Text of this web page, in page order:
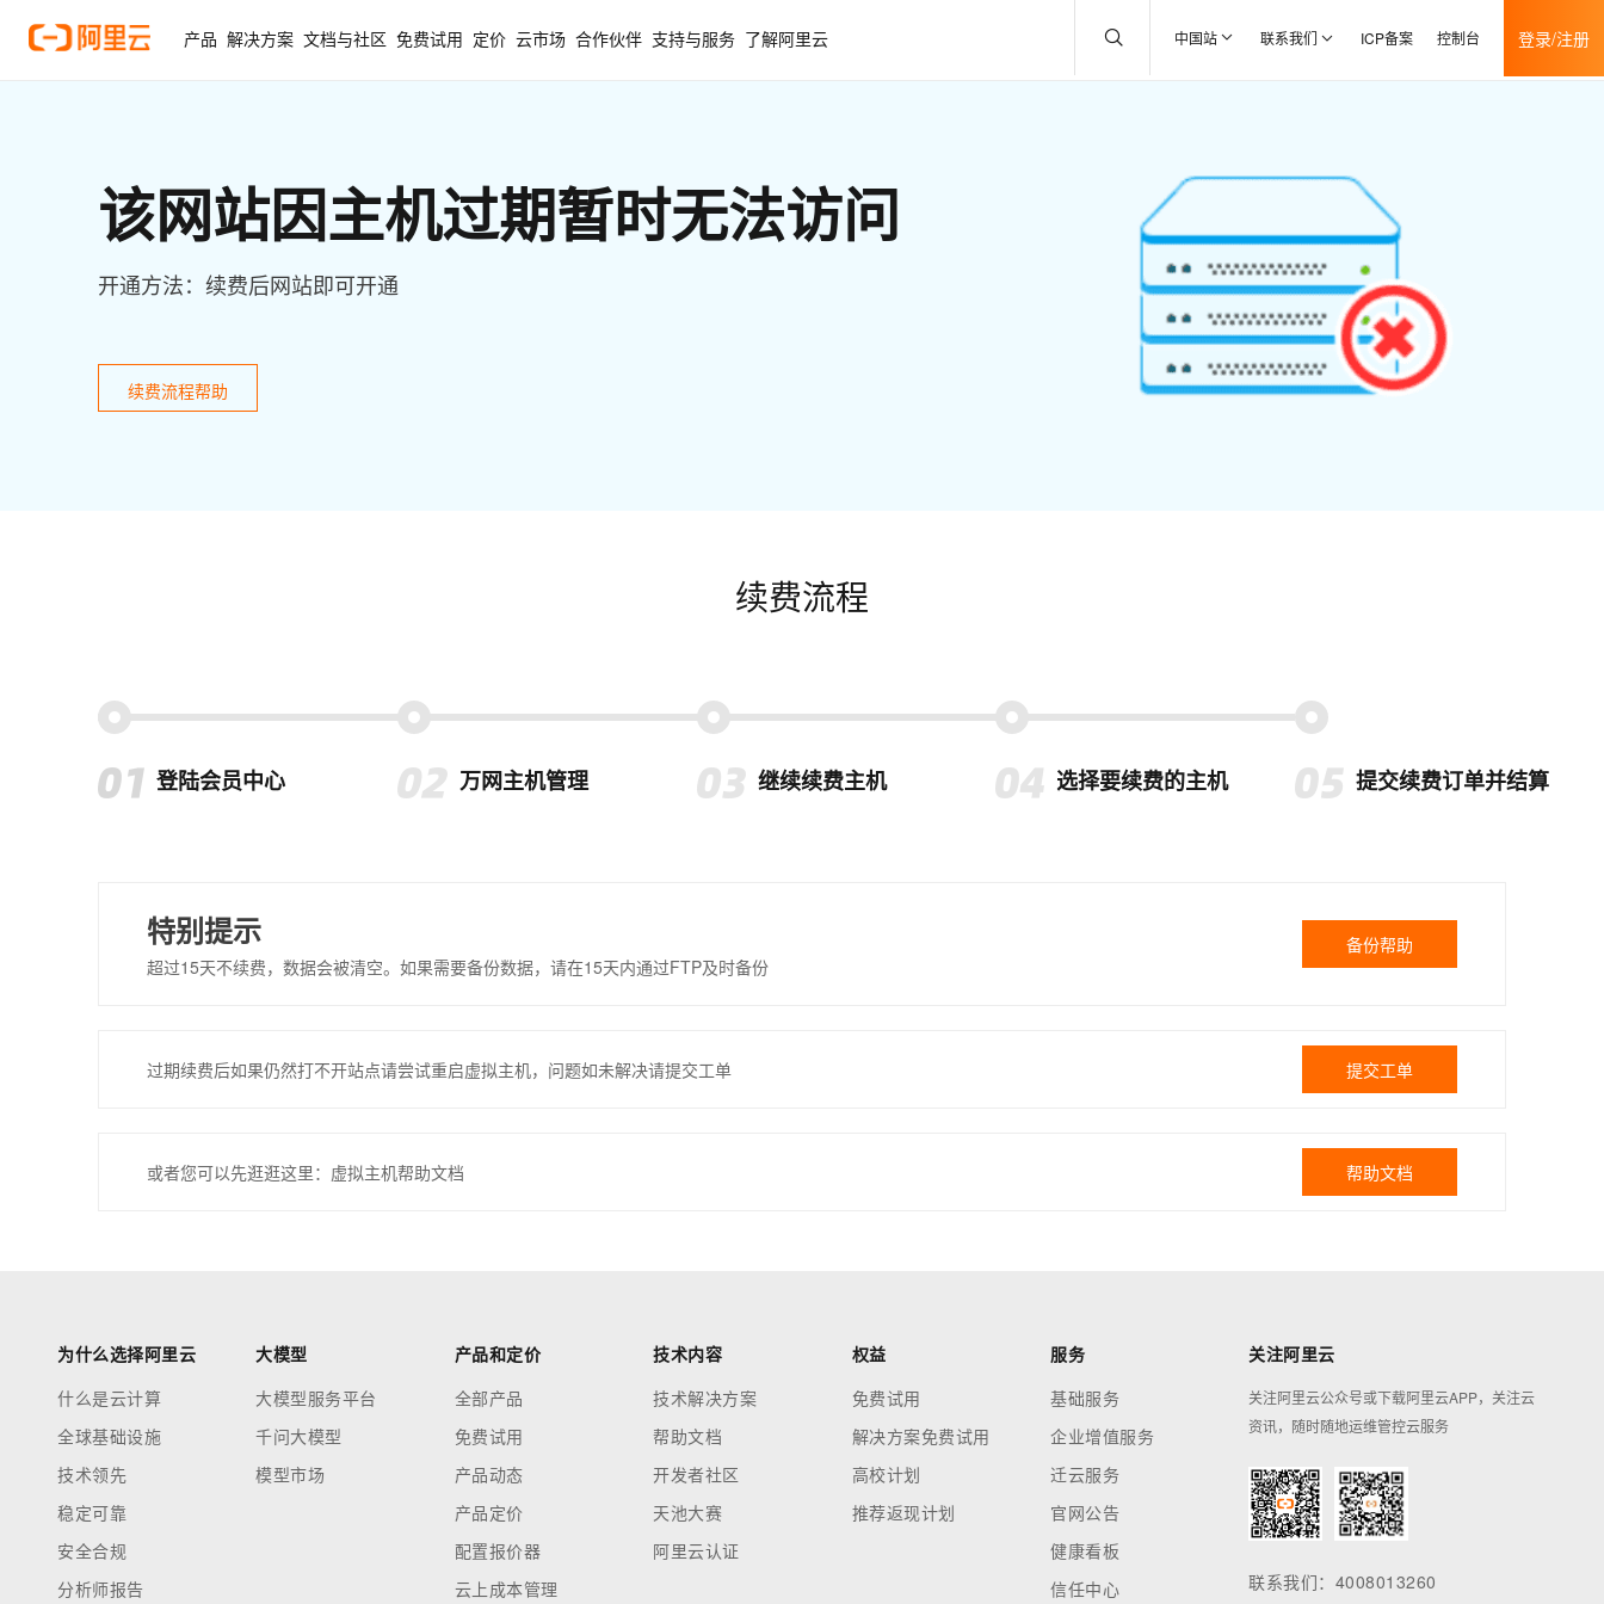
产品 解决方案 文档与社区 免费试用 定价 云市场 合作伙伴 支持与服务 了解阿里云 中国站 联系我们 ICP备案 控制台 登录/注册
该网站因主机过期暂时无法访问
开通方法：续费后网站即可开通
续费流程帮助
续费流程
登陆会员中心 万网主机管理 继续续费主机 选择要续费的主机 提交续费订单并结算
特别提示
超过15天不续费，数据会被清空。如果需要备份数据，请在15天内通过FTP及时备份
备份帮助
过期续费后如果仍然打不开站点请尝试重启虚拟主机，问题如未解决请提交工单 提交工单
或者您可以先逛逛这里：虚拟主机帮助文档 帮助文档